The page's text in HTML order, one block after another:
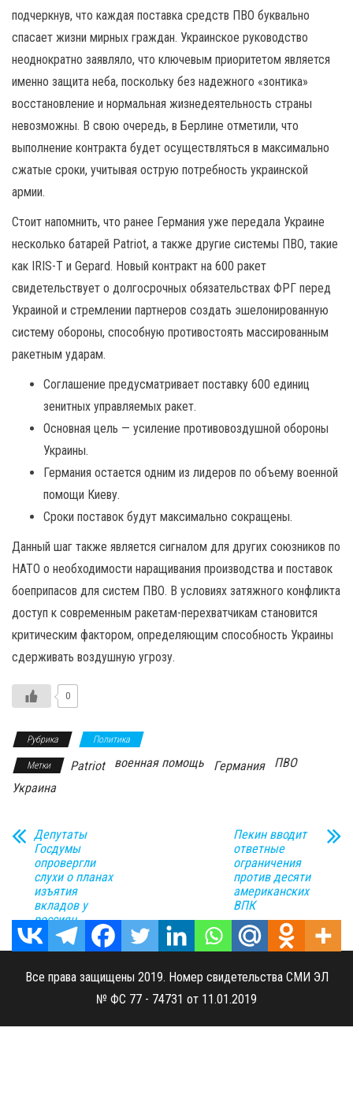
подчеркнув, что каждая поставка средств ПВО буквально
спасает жизни мирных граждан. Украинское руководство
неоднократно заявляло, что ключевым приоритетом является
именно защита неба, поскольку без надежного «зонтика»
восстановление и нормальная жизнедеятельность страны
невозможны. В свою очередь, в Берлине отметили, что
выполнение контракта будет осуществляться в максимально
сжатые сроки, учитывая острую потребность украинской
армии.
Стоит напомнить, что ранее Германия уже передала Украине
несколько батарей Patriot, а также другие системы ПВО, такие
как IRIS-T и Gepard. Новый контракт на 600 ракет
свидетельствует о долгосрочных обязательствах ФРГ перед
Украиной и стремлении партнеров создать эшелонированную
систему обороны, способную противостоять массированным
ракетным ударам.
Соглашение предусматривает поставку 600 единиц
зенитных управляемых ракет.
Основная цель — усиление противовоздушной обороны
Украины.
Германия остается одним из лидеров по объему военной
помощи Киеву.
Сроки поставок будут максимально сокращены.
Данный шаг также является сигналом для других союзников по
НАТО о необходимости наращивания производства и поставок
боеприпасов для систем ПВО. В условиях затяжного конфликта
доступ к современным ракетам-перехватчикам становится
критическим фактором, определяющим способность Украины
сдерживать воздушную угрозу.
0
Рубрика Политика
Метки Patriot военная помощь Германия
ПВО
Украина
Депутаты
Госдумы
опровергли
слухи о планах
изъятия
вкладов у
россиян
Пекин вводит
ответные
ограничения
против десяти
американских
ВПК
Все права защищены 2019. Номер свидетельства СМИ ЭЛ
№ ФС 77 - 74731 от 11.01.2019